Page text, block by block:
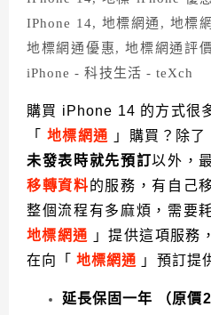
購買 iPhone 14 的方式很
「 地標網通 」購買？除了
未發表時就先預訂以外，
移轉資料的服務，有自己
整個流程有多麻煩，需要
地標網通
」提供這項服務
在向「地標網通 」預訂提
延長保固一年 （原價